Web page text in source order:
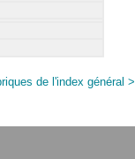
de l'index général >